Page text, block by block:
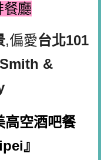
餐廳
,偏愛台北101
Smith &
高空酒吧餐
』